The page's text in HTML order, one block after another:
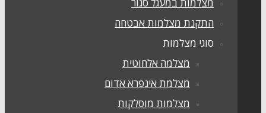
התקנת מצלמות אבטחה
סוגי מצלמות
מצלמה אלחוטית
מצלמת אינפרא אדום
מצלמות מוסלקות